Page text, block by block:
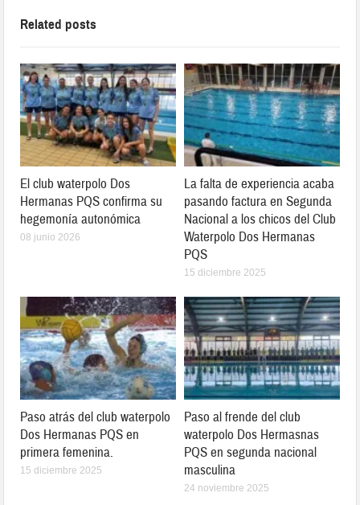
Related posts
El club waterpolo Dos
Hermanas PQS confirma su
hegemonía autonómica
08 junio 2026
La falta de experiencia acaba
pasando factura en Segunda
Nacional a los chicos del Club
Waterpolo Dos Hermanas
PQS
15 diciembre 2025
Paso atrás del club waterpolo
Dos Hermanas PQS en
primera femenina.
15 diciembre 2025
Paso al frende del club
waterpolo Dos Hermasnas
PQS en segunda nacional
masculina
24 noviembre 2025